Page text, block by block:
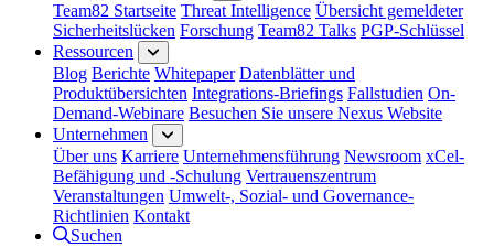
Team82 Startseite Threat Intelligence Übersicht gemeldeter
Sicherheitslücken Forschung Team82 Talks PGP-Schlüssel
Ressourcen
Blog Berichte Whitepaper Datenblätter und
Produktübersichten Integrations-Briefings Fallstudien On-
Demand-Webinare Besuchen Sie unsere Nexus Website
Unternehmen
Über uns Karriere Unternehmensführung Newsroom xCel-
Befähigung und -Schulung Vertrauenszentrum
Veranstaltungen Umwelt-, Sozial- und Governance-
Richtlinien Kontakt
Suchen